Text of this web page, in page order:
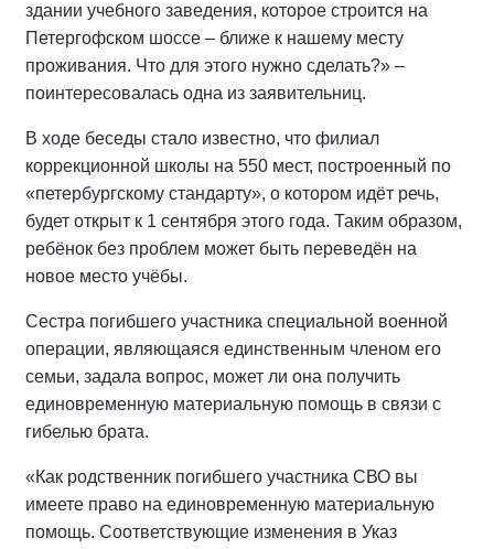
здании учебного заведения, которое строится на
Петергофском шоссе – ближе к нашему месту
проживания. Что для этого нужно сделать?» –
поинтересовалась одна из заявительниц.
В ходе беседы стало известно, что филиал
коррекционной школы на 550 мест, построенный по
«петербургскому стандарту», о котором идёт речь,
будет открыт к 1 сентября этого года. Таким образом,
ребёнок без проблем может быть переведён на
новое место учёбы.
Сестра погибшего участника специальной военной
операции, являющаяся единственным членом его
семьи, задала вопрос, может ли она получить
единовременную материальную помощь в связи с
гибелью брата.
«Как родственник погибшего участника СВО вы
имеете право на единовременную материальную
помощь. Соответствующие изменения в Указ